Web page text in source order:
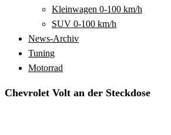
Kleinwagen 0-100 km/h
SUV 0-100 km/h
News-Archiv
Tuning
Motorrad
Chevrolet Volt an der Steckdose